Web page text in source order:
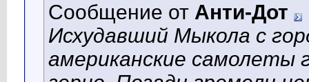
Сообщение от Анти-Дот
Исхудавший Мыкола с
американские самолеты